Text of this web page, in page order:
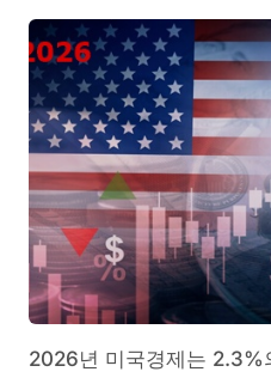
2026년 미국경제는 2.3%